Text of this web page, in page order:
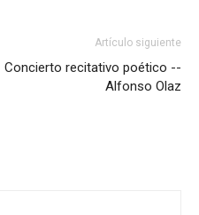
Artículo siguiente
Concierto recitativo poético --
Alfonso Olaz